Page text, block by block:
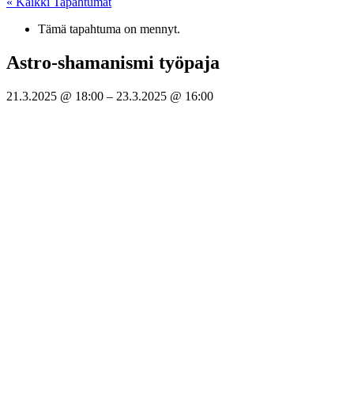
Tämä tapahtuma on mennyt.
Astro-shamanismi työpaja
21.3.2025 @ 18:00 – 23.3.2025 @ 16:00